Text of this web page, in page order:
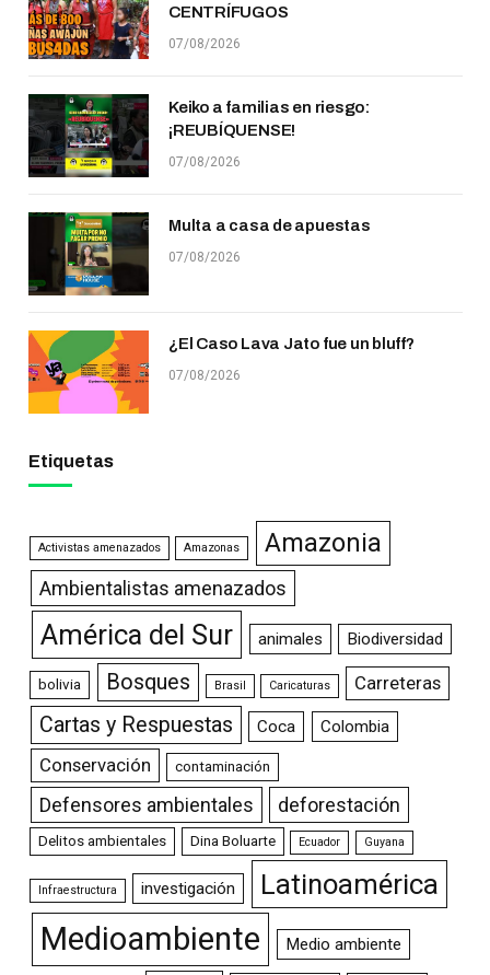
CENTRÍFUGOS
07/08/2026
Keiko a familias en riesgo:
¡REUBÍQUENSE!
07/08/2026
Multa a casa de apuestas
07/08/2026
¿El Caso Lava Jato fue un bluff?
07/08/2026
Etiquetas
Activistas amenazados Amazonas Amazonia
Ambientalistas amenazados
América del Sur animales Biodiversidad
bolivia Bosques Brasil Caricaturas Carreteras
Cartas y Respuestas Coca Colombia
Conservación contaminación
Defensores ambientales deforestación
Delitos ambientales Dina Boluarte Ecuador Guyana
Infraestructura investigación Latinoamérica
Medioambiente Medio ambiente